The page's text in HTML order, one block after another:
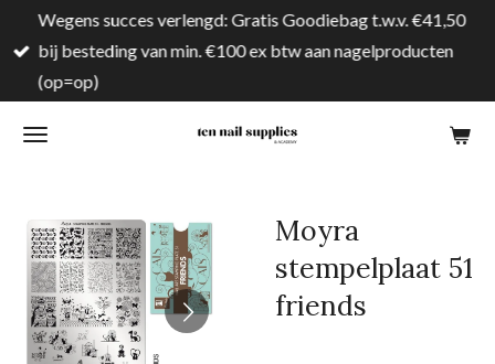
direct
naar
hoofdinhoud
Wegens succes verlengd: Gratis Goodiebag t.w.v. €41,50
bij besteding van min. €100 ex btw aan nagelproducten
(op=op)
Moyra
stempelplaat 51
friends